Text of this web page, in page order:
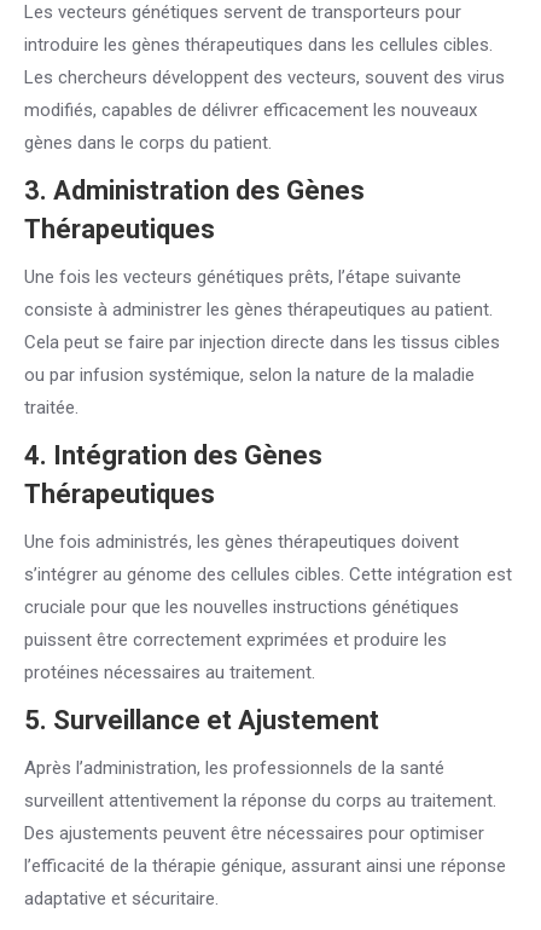
Les vecteurs génétiques servent de transporteurs pour
introduire les gènes thérapeutiques dans les cellules cibles.
Les chercheurs développent des vecteurs, souvent des virus
modifiés, capables de délivrer efficacement les nouveaux
gènes dans le corps du patient.
3. Administration des Gènes
Thérapeutiques
Une fois les vecteurs génétiques prêts, l’étape suivante
consiste à administrer les gènes thérapeutiques au patient.
Cela peut se faire par injection directe dans les tissus cibles
ou par infusion systémique, selon la nature de la maladie
traitée.
4. Intégration des Gènes
Thérapeutiques
Une fois administrés, les gènes thérapeutiques doivent
s’intégrer au génome des cellules cibles. Cette intégration est
cruciale pour que les nouvelles instructions génétiques
puissent être correctement exprimées et produire les
protéines nécessaires au traitement.
5. Surveillance et Ajustement
Après l’administration, les professionnels de la santé
surveillent attentivement la réponse du corps au traitement.
Des ajustements peuvent être nécessaires pour optimiser
l’efficacité de la thérapie génique, assurant ainsi une réponse
adaptative et sécuritaire.